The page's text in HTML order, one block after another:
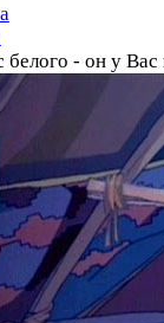
белого - он у